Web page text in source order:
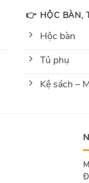
👉 HỘC BÀN,
Hộc bàn
Tủ phụ
Kệ sách –